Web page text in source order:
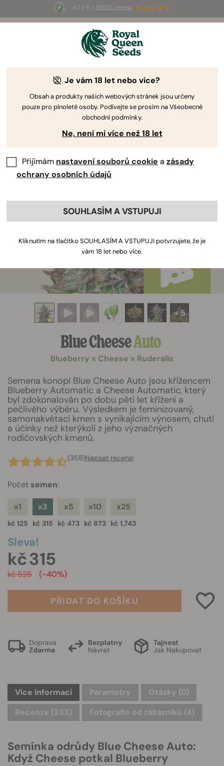
4.7 z 5 z 58653 recenzí
Summer Sales: Až 50% slevy
na vybrané produkty! ⏤
+ 5
Blue CheeseAuto
Blueberry x Cheese x Ruderalis
Semena konopí Blue Cheese Auto jsou křížencem
Blueberry Automatic a Cheese Automatic, který
byl zdokonalován po dobu pěti let křížení a
pečlivého výběru. Výsledkem je feminizovaný,
samonakvétací kmen s vynikajícím výnosem, chutí
a účinky než kterýkoli z jeho význačných
rodičovských kmenů.
(358)Napsat recenzi
Počet semen:
x1
kč 125
x3
kč 315
x5
kč 473
x10
kč 873
x25
kč 1,743
Sleva!
kč 315
kč 525 (-40%)
PŘIDAT DO KOŠÍKU
Doprava
Zdarma
Bezplatny
Návrat
Tajnost
Jak Nakupovat
Více informací Parametry Otázky (0)
Recenze (333)
Fotografie od zákazníků (4)
Semínka odrůdy Blue Cheese Auto:
Když Cheese potkal Blueberry
Je vám 18 let nebo více?
Obsah a produkty našich webových stránek jsou určeny
pouze pro plnoleté osoby. Podívejte se prosím na Všeobecné
obchodní podmínky.
Ne, není mi více než 18 let
Přijímám nastavení souborů cookie a zásady
ochrany osobních údajů
SOUHLASÍM A VSTUPUJI
Kliknutím na tlačítko SOUHLASÍM A VSTUPUJI potvrzujete, že je
vám 18 let nebo více.